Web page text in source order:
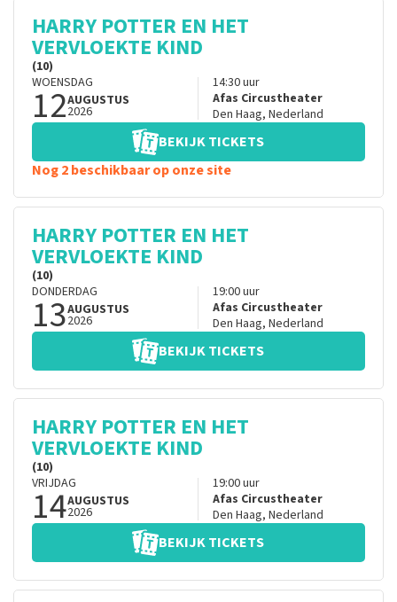
HARRY POTTER EN HET
VERVLOEKTE KIND
(10)
WOENSDAG
12AUGUSTUS
2026
14:30uur
Afas Circustheater
Den Haag, Nederland
BEKIJK TICKETS
Nog 2 beschikbaar op onze site
HARRY POTTER EN HET
VERVLOEKTE KIND
(10)
DONDERDAG
13AUGUSTUS
2026
19:00uur
Afas Circustheater
Den Haag, Nederland
BEKIJK TICKETS
HARRY POTTER EN HET
VERVLOEKTE KIND
(10)
VRIJDAG
14AUGUSTUS
2026
19:00uur
Afas Circustheater
Den Haag, Nederland
BEKIJK TICKETS